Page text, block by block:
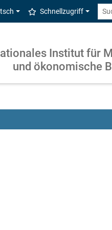
Schnellzugriff
Institut für
und ökonomische